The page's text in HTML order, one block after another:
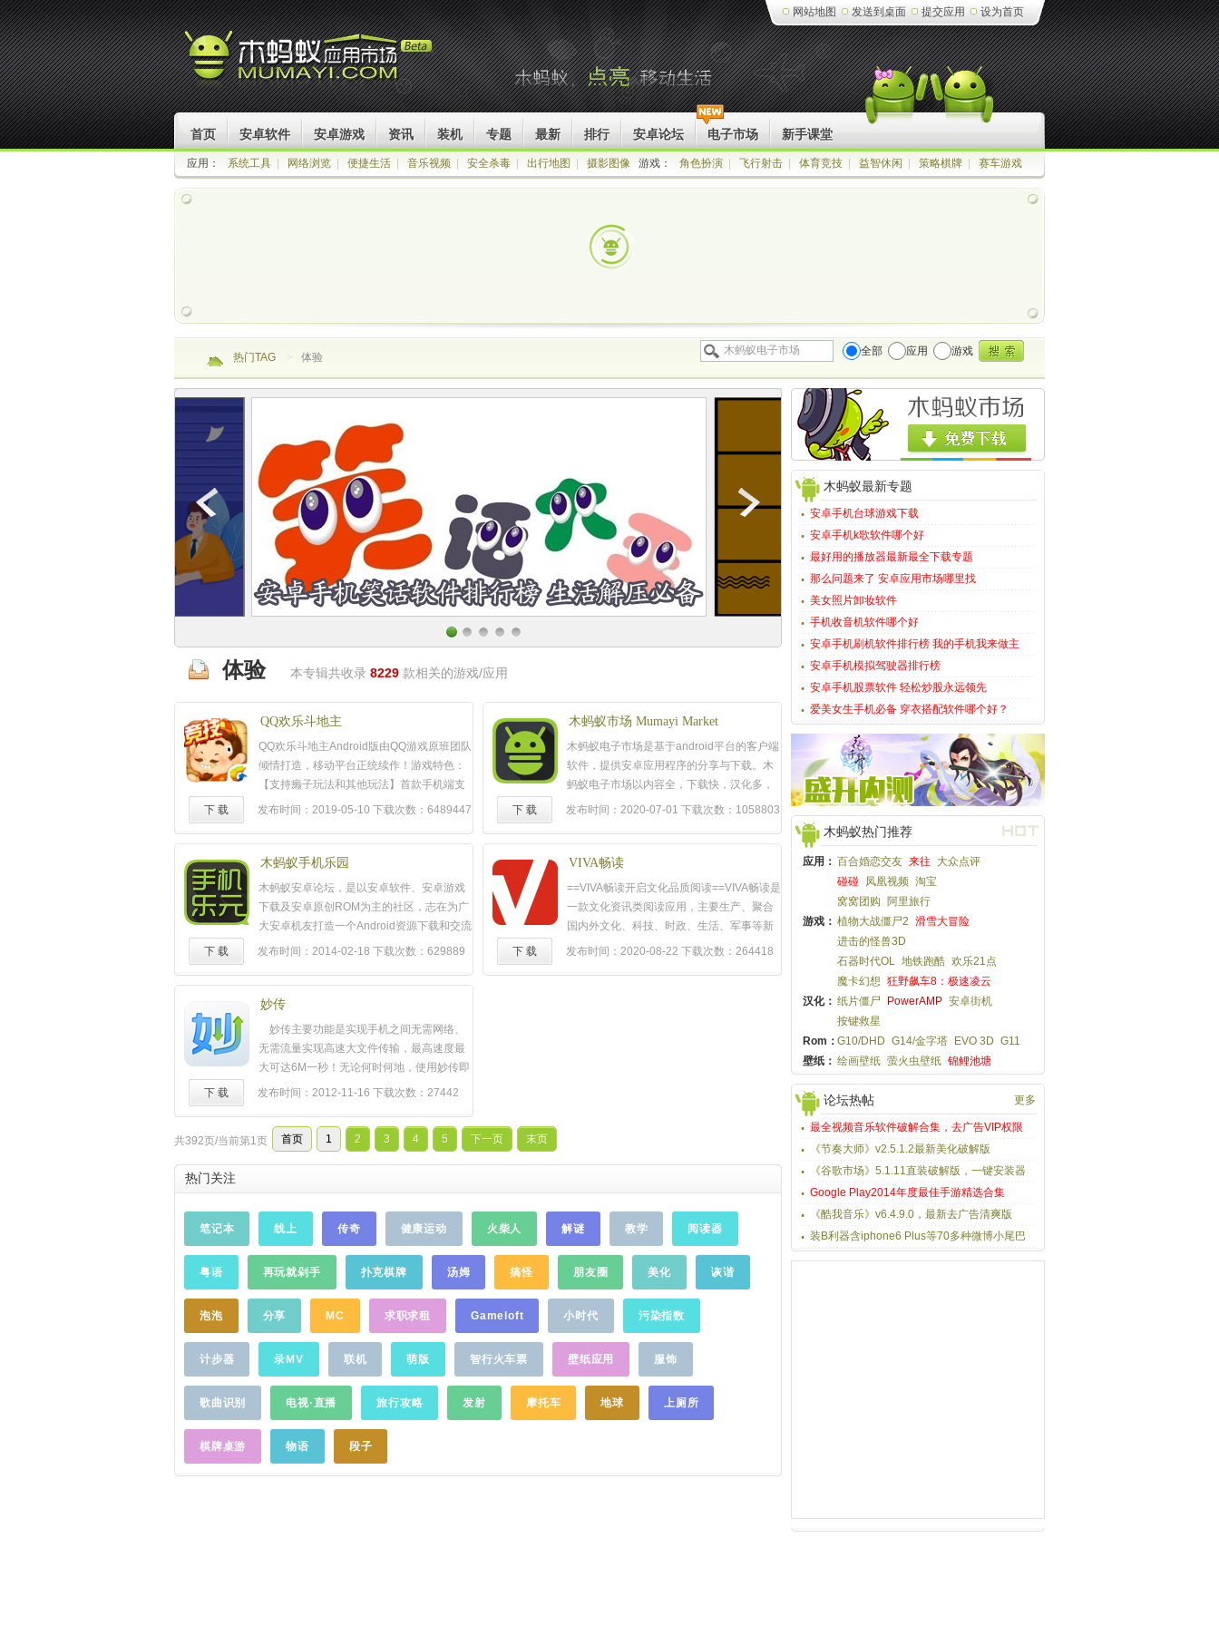
网站地图 发送到桌面 提交应用 设为首页
首页 安卓软件 安卓游戏 资讯 装机 专题 最新 排行 安卓论坛 电子市场 新手课堂
应用： 系统工具 网络浏览 便捷生活 音乐视频 安全杀毒 出行地图 摄影图像 游戏： 角色扮演 飞行射击 体育竞技 益智休闲 策略棋牌 赛车游戏
热门TAG > 体验 全部 应用 游戏
体验 本专辑共收录 8229 款相关的游戏/应用
QQ欢乐斗地主
QQ欢乐斗地主Android版由QQ游戏原班团队
倾情打造，移动平台正统续作！游戏特色：
【支持癞子玩法和其他玩法】首款手机端支
持癞子玩法的斗地主游戏，还有任务，抢地
升游戏乐趣！【真实场景化游戏界面】这一
次，您将更真实的坐在牌桌上和网友一起欢
乐斗地主，真实场景化的游戏界面，让您感
受家一般的温馨。【支持游戏换肤】游戏界
面支持更换背景，"绿野仙踪"、"田园踏
弈，还是激烈对战，游戏氛围您来选！【贴
近真实打牌体验】真实的出牌体验，出牌不
到本局结束。后续还将加入手牌飞行动画，
让你体验真实的打牌流程！【丰富趣味的游
戏动画】飞机，炸弹，地主农民也有丰富的
表情动作，为斗地主增添更多欢乐元素。
【挑战赛模式】后续还将加入QQ游戏大厅的
让您在手机上也能 体验到永不落幕的比赛，
享受冲击冠军的刺激，感受竞技的乐趣！
……
下 载 发布时间：2019-05-10 下载次数：6489447
木蚂蚁市场 Mumayi Market
木蚂蚁电子市场是基于android平台的客户端
软件，提供安卓应用程序的分享与下载。木
蚂蚁电子市场以内容全，下载快，汉化多，
游戏内容多为特色，在界面上和功能操作方
国内外各类热门应用和游戏免费下载。它有
以下特点：一键下载海量应用及更新 只需
一键即可从下载资源，并支持 一键更新已安
装的应用，快速装机一步到位；及时获取国
内外新应用和游戏木蚂蚁应用市场是专门服
里可以找到新发布国内外应用及游戏，新游
戏发布第一时间通知你；一键下载大型游戏
天有数十万用户从木蚂蚁电子市场获取各种
在下载过程时更快更爽；中文安卓领域较全
的应用程序库木蚂蚁已收录数万款适合国内
用户使用的应用及游戏，囊括国内几大安卓
资源站的数据及民间汉化组大量汉化作品，
而且每天都有大 量创作者向木蚂蚁提交收
录；完全免费下载，无需注册所有应用及游
戏完全免费，直接访问即可体验
无需繁琐 的注册，玩手机，就得要方便，下
载下到手软；人性化设计，为你节省流量针
对国内用户使用习惯，优化各个模块的交互
下 载 发布时间：2020-07-01 下载次数：1058803
木蚂蚁手机乐园
木蚂蚁安卓论坛，是以安卓软件、安卓游戏
下载及安卓原创ROM为主的社区，志在为广
大安卓机友打造一个Android资源下载和交流
的乐园 。通过木蚂蚁手机乐园客户端即时参
捷的看帖、回帖与收藏等操作。同时结合手
机拍照，实现即拍即发，让你随时随地分享
自己的所见所闻，还可以获取地理位置，查
找附近的好友等功能，提供不亚于PC的发帖
与阅读
。木蚂蚁手机乐园讨论帖：
1.html ……
下 载 发布时间：2014-02-18 下载次数：629889
VIVA畅读
==VIVA畅读开启文化品质阅读==VIVA畅读是
一款文化资讯类阅读应用，主要生产、聚合
国内外文化、科技、时政、生活、军事等新
闻内容，向用户推送包括新闻、图片、视频
探索文化精髓，记录经典瞬间；阅畅读越气
质------品味精彩人生，享受品质生活，行走
于江湖，主要看气质；阅畅读越知新------深
度揭秘业态趋势，追踪行业动态，传播先进
科技理念；微信公众号：VIVA畅读（微信号
VIVA-GC）新浪微博：@viva畅读用户交流
qq群：104359065官方网站：
正督导：viva2013@vivame.cn
下 载 发布时间：2020-08-22 下载次数：264418
妙传
妙传主要功能是实现手机之间无需网络、
无需流量实现高速大文件传输，最高速度最
大可达6M一秒！无论何时何地，使用妙传即
可以实现高速资料互传。妙传适应于所有安
完全免费，当前为抢先体验版，可能仍有一
些问题，正式版将逐一解决，请大家先尝鲜~
主要特征：1.完全免费无需流量和网络传输
强，一般安卓手机均可使用；5.同在WIFI局
以无需网络聊天；7.比蓝牙还快，超出你的
想象；8.操作简单，几秒钟即可与朋友建立
连接；更多详细特征，等你发现，正式版将
详细揭晓；常见应用场景：1.当您和朋友偶
遇一起玩手机，突然发现自己的应用不错，
想要分享给朋友。2.放假时户外活动，在人
迹罕至的野外，与队友一起玩一把手机联机
游戏。3.又到月底，手机流量告急，朋友手
机上有好玩的游戏和电影，通过妙传快速传
至自己手机。4.上课时，没有网络，与死党
传小纸条，打打招呼，省流量又快。5.刚给
美女拍的照片，通过妙传秒速转给她，美女
下 载 发布时间：2012-11-16 下载次数：27442
共392页/当前第1页 首页 1 2 3 4 5 下一页 末页
热门关注
笔记本 线上 传奇 健康运动 火柴人 解谜 教学 阅读器
粤语 再玩就剁手 扑克棋牌 汤姆 搞怪 朋友圈 美化 诙谐
泡泡 分享 MC 求职求租 Gameloft 小时代 污染指数
计步器 录MV 联机 萌版 智行火车票 壁纸应用 服饰
歌曲识别 电视·直播 旅行攻略 发射 摩托车 地球 上厕所
棋牌桌游 物语 段子
木蚂蚁最新专题
安卓手机台球游戏下载
安卓手机k歌软件哪个好
最好用的播放器最新最全下载专题
那么问题来了 安卓应用市场哪里找
美女照片卸妆软件
手机收音机软件哪个好
安卓手机刷机软件排行榜 我的手机我来做主
安卓手机模拟驾驶器排行榜
安卓手机股票软件 轻松炒股永远领先
爱美女生手机必备 穿衣搭配软件哪个好？
木蚂蚁热门推荐
应用： 百合婚恋交友 来往
大众点评
碰碰 凤凰视频 淘宝
窝窝团购
阿里旅行
游戏： 植物大战僵尸2 滑雪大冒险
进击的怪兽3D
石器时代OL 地铁跑酷 欢乐21点
魔卡幻想 狂野飙车8：极速凌云
汉化： 纸片僵尸 PowerAMP 安卓街机
按键救星
Rom：G10/DHD G14/金字塔 EVO 3D G11
壁纸： 绘画壁纸 萤火虫壁纸 锦鲤池塘
论坛热帖 更多
最全视频音乐软件破解合集，去广告VIP权限
《节奏大师》v2.5.1.2最新美化破解版
《谷歌市场》5.1.11直装破解版，一键安装器
Google Play2014年度最佳手游精选合集
《酷我音乐》v6.4.9.0，最新去广告清爽版
装B利器含iphone6 Plus等70多种微博小尾巴